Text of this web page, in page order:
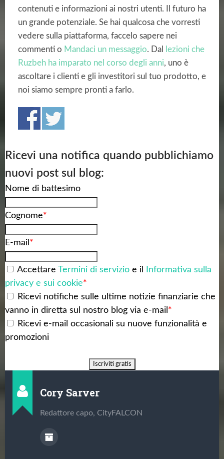
contenuti e informazioni ai nostri utenti. Il futuro ha
un grande potenziale. Se hai qualcosa che vorresti
vedere sulla piattaforma, faccelo sapere nei
commenti o Mandaci un messaggio. Dal
lezioni che
Ruzbeh ha imparato nel corso degli anni, uno è
ascoltare i clienti e gli investitori sul tuo prodotto, e
noi siamo sempre pronti a farlo.
Ricevi una notifica quando pubblichiamo
nuovi post sul blog:
Nome di battesimo
Cognome*
E-mail *
Accettare Termini di servizio e il
Informativa sulla
privacy e sui cookie*
Ricevi notifiche sulle ultime notizie finanziarie che
vanno in diretta sul nostro blog via e-mail *
Ricevi e-mail occasionali su nuove funzionalità e
promozioni
Cory Sarver
Redattore capo, CityFALCON